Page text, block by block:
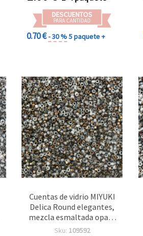
DESCUENTOS
PARA CANTIDAD
0.70 €- 30 %5 paquete +
Cuentas de vidrio MIYUKI
Delica Round elegantes,
mezcla esmaltada opaca
en blanco y color oro, 2,7
Sku: 109592